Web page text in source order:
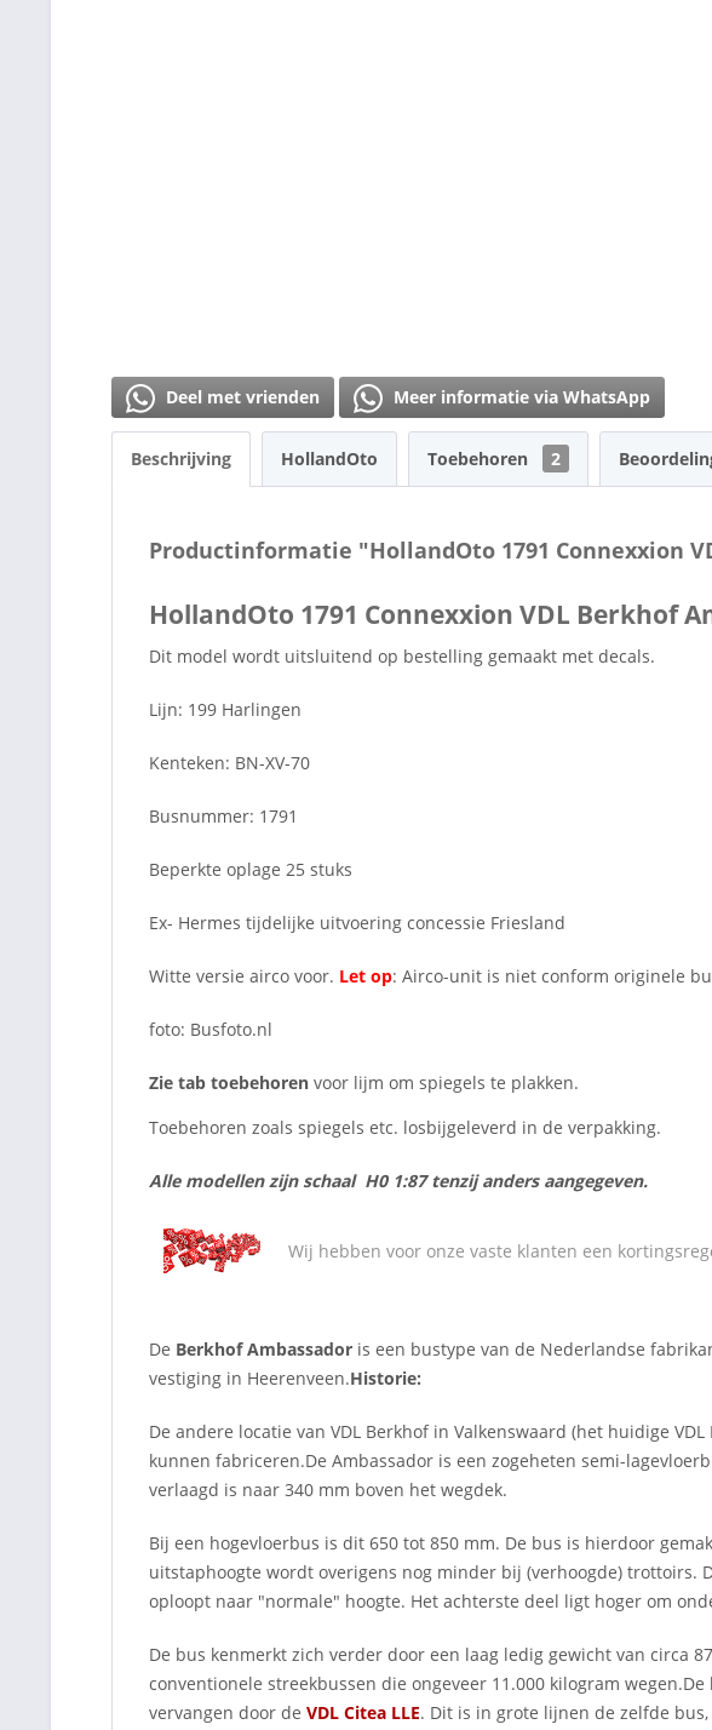
Deel met vrienden Meer informatie via WhatsApp
Beschrijving HollandOto Toebehoren 2
Productinformatie "HollandOto 1791 Connexxion
HollandOto 1791 Connexxion VDL Berkhof
Dit model wordt uitsluitend op bestelling gemaakt met decals.
Lijn: 199 Harlingen
Kenteken: BN-XV-70
Busnummer: 1791
Beperkte oplage 25 stuks
Ex- Hermes tijdelijke uitvoering concessie Friesland
Witte versie airco voor. Let op: Airco-unit is niet conform originele
foto: Busfoto.nl
Zie tab toebehoren voor lijm om spiegels te plakken.
Toebehoren zoals spiegels etc. losbijgeleverd in de verpakking.
Alle modellen zijn schaal H0 1:87 tenzij anders aangegeven.
Wij hebben voor onze vaste klanten een
De Berkhof Ambassador is een bustype van de Nederlandse
vestiging in Heerenveen.Historie:
De andere locatie van VDL Berkhof in Valkenswaard (het huidige
kunnen fabriceren.De Ambassador is een zogeheten semi-
verlaagd is naar 340 mm boven het wegdek.
Bij een hogevloerbus is dit 650 tot 850 mm. De bus is hierdoor
uitstaphoogte wordt overigens nog minder bij (verhoogde) trottoirs.
oploopt naar "normale" hoogte. Het achterste deel ligt hoger om
De bus kenmerkt zich verder door een laag ledig gewicht van circa
conventionele streekbussen die ongeveer 11.000 kilogram
vervangen door de VDL Citea LLE. Dit is in grote lijnen de zelfde